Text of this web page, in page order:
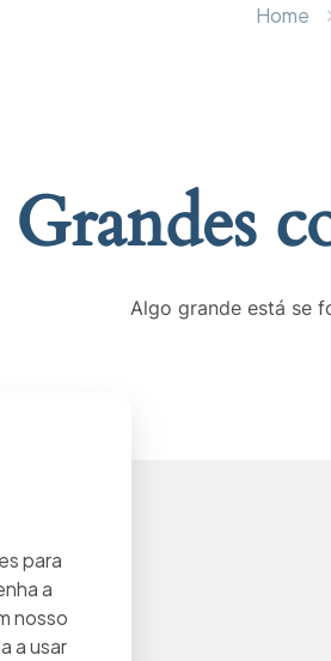
Home
Grandes
Algo grande está se
para
a
nosso
a usar